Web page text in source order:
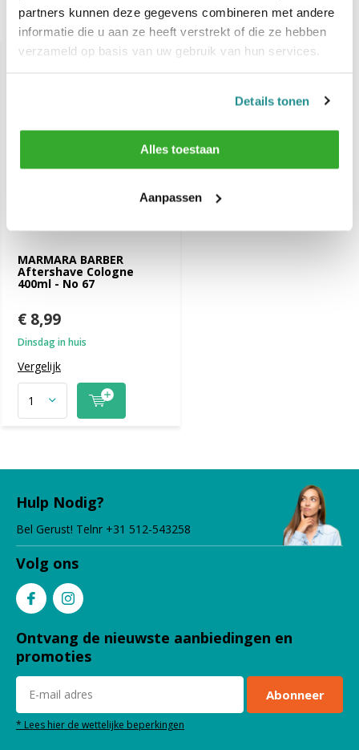
partners kunnen deze gegevens combineren met andere
informatie die u aan ze heeft verstrekt of die ze hebben
verzameld op basis van uw gebruik van hun services.
Details tonen
Alles toestaan
Aanpassen
Recent bekeken
MARMARA BARBER
Aftershave Cologne
400ml - No 67
€ 8,99
Dinsdag in huis
Vergelijk
Hulp Nodig?
Bel Gerust! Telnr +31 512-543258
Volg ons
Ontvang de nieuwste aanbiedingen en
promoties
Abonneer
* Lees hier de wettelijke beperkingen